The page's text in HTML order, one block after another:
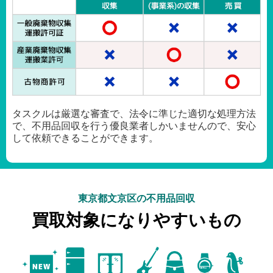
タスクルは厳選な審査で、法令に準じた適切な処理方法
で、不用品回収を行う優良業者しかいませんので、安心
して依頼できることができます。
東京都文京区の不用品回収
買取対象になりやすいもの